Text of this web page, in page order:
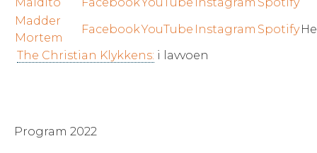
Madder
Mortem
FacebookYouTube Instagram Spotify
The Christian Klykkens: i lavvoen
Program 2022